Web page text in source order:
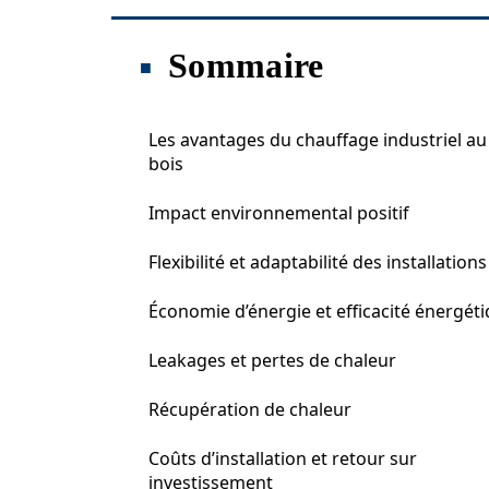
Sommaire
Les avantages du chauffage industriel au
bois
Impact environnemental positif
Flexibilité et adaptabilité des installations
Économie d’énergie et efficacité
Leakages et pertes de chaleur
Récupération de chaleur
Coûts d’installation et retour sur
investissement